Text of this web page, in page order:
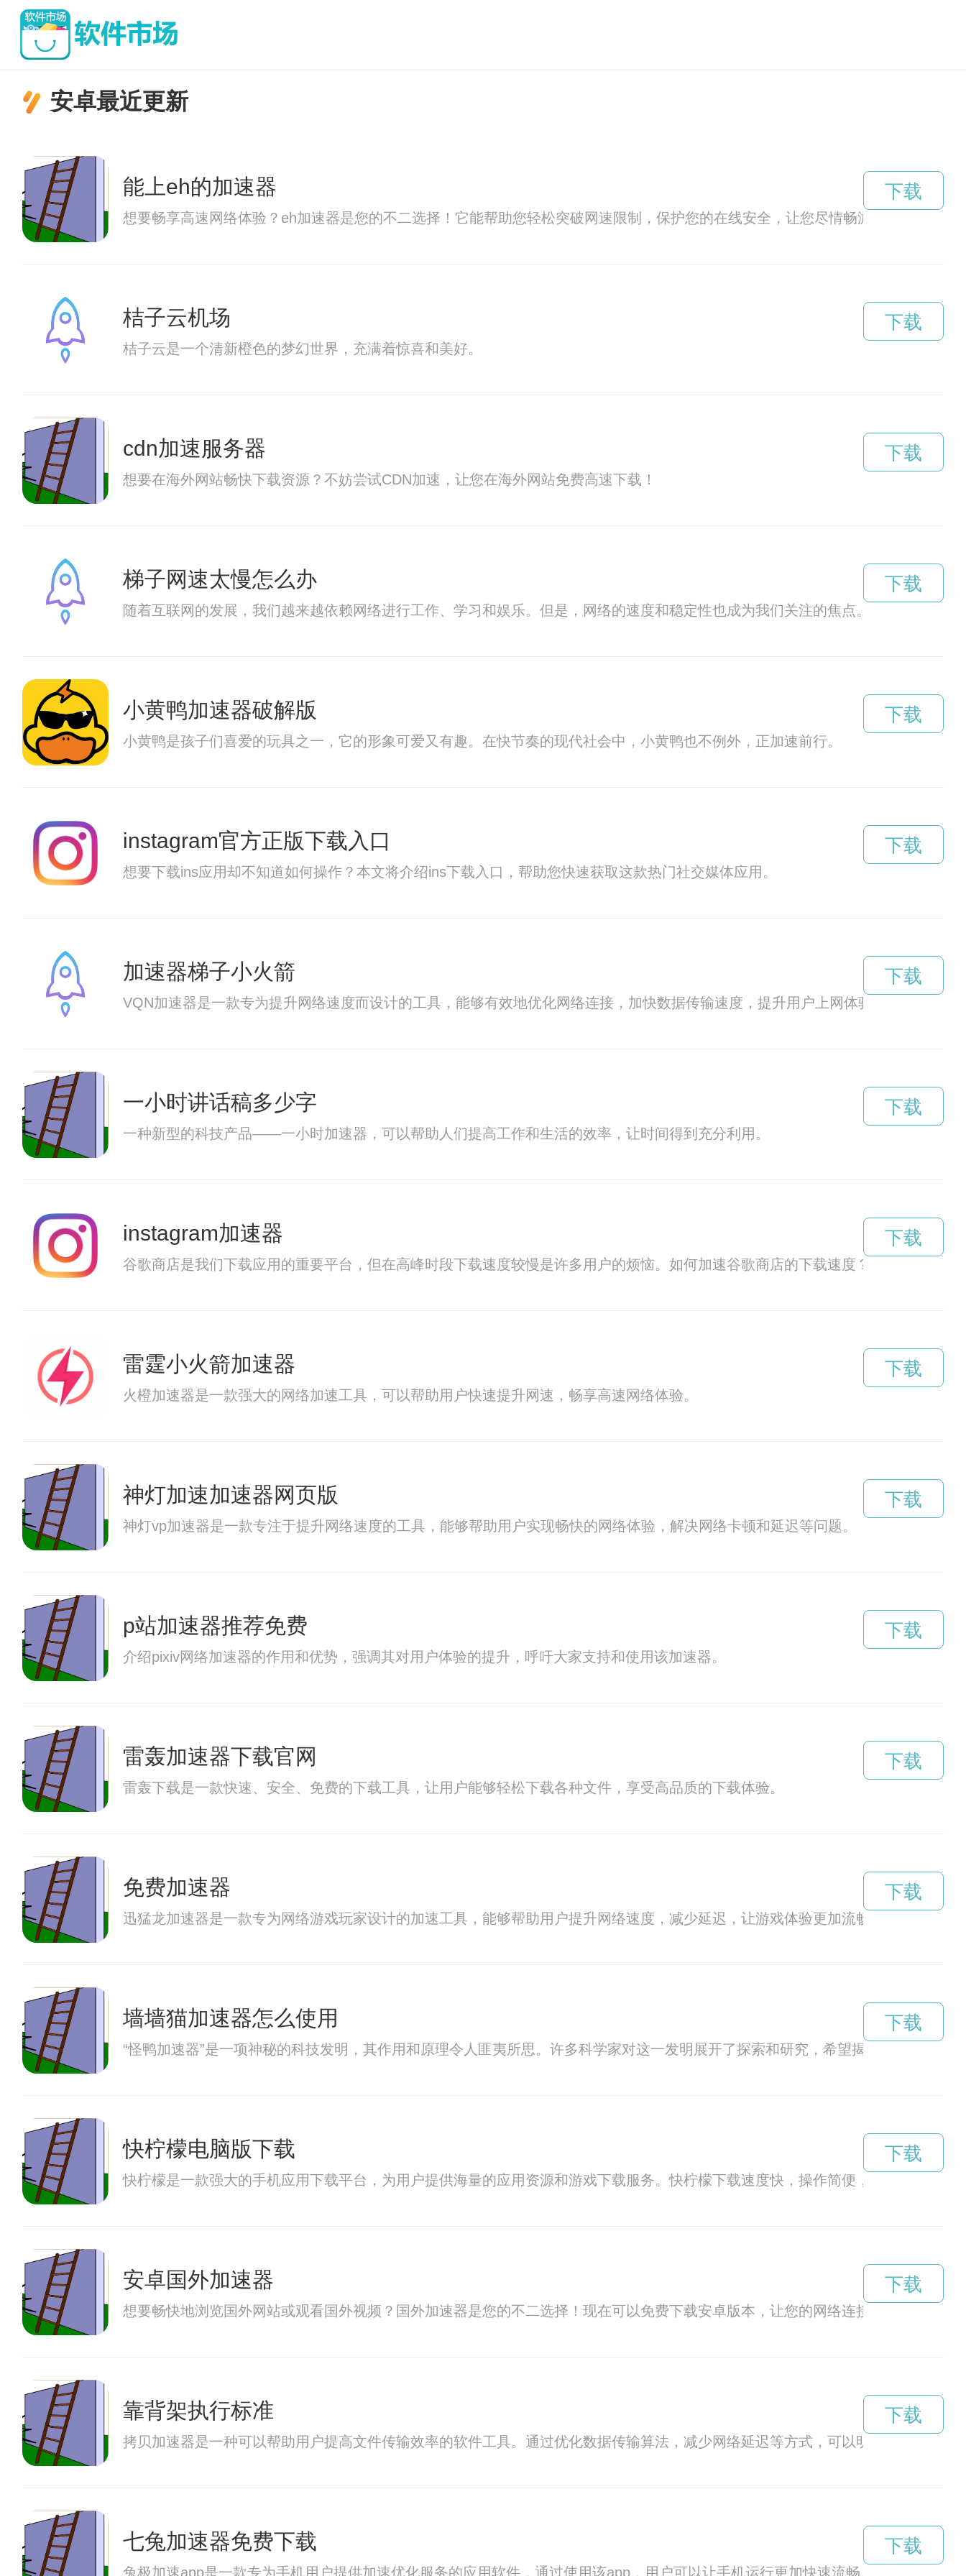
安卓最近更新
能上eh的加速器
想要畅享高速网络体验？eh加速器是您的不二选择！它能帮助您轻松突破网速限制，保护您的在线安全，让您尽情畅游网络世界。
下载
桔子云机场
桔子云是一个清新橙色的梦幻世界，充满着惊喜和美好。
下载
cdn加速服务器
想要在海外网站畅快下载资源？不妨尝试CDN加速，让您在海外网站免费高速下载！
下载
梯子网速太慢怎么办
随着互联网的发展，我们越来越依赖网络进行工作、学习和娱乐。但是，网络的速度和稳定性也成为我们关注的焦点。梯子是一种
下载
小黄鸭加速器破解版
小黄鸭是孩子们喜爱的玩具之一，它的形象可爱又有趣。在快节奏的现代社会中，小黄鸭也不例外，正加速前行。
下载
instagram官方正版下载入口
想要下载ins应用却不知道如何操作？本文将介绍ins下载入口，帮助您快速获取这款热门社交媒体应用。
下载
加速器梯子小火箭
VQN加速器是一款专为提升网络速度而设计的工具，能够有效地优化网络连接，加快数据传输速度，提升用户上网体验。
下载
一小时讲话稿多少字
一种新型的科技产品——一小时加速器，可以帮助人们提高工作和生活的效率，让时间得到充分利用。
下载
instagram加速器
谷歌商店是我们下载应用的重要平台，但在高峰时段下载速度较慢是许多用户的烦恼。如何加速谷歌商店的下载速度？加速器或许是
下载
雷霆小火箭加速器
火橙加速器是一款强大的网络加速工具，可以帮助用户快速提升网速，畅享高速网络体验。
下载
神灯加速加速器网页版
神灯vp加速器是一款专注于提升网络速度的工具，能够帮助用户实现畅快的网络体验，解决网络卡顿和延迟等问题。
下载
p站加速器推荐免费
介绍pixiv网络加速器的作用和优势，强调其对用户体验的提升，呼吁大家支持和使用该加速器。
下载
雷轰加速器下载官网
雷轰下载是一款快速、安全、免费的下载工具，让用户能够轻松下载各种文件，享受高品质的下载体验。
下载
免费加速器
迅猛龙加速器是一款专为网络游戏玩家设计的加速工具，能够帮助用户提升网络速度，减少延迟，让游戏体验更加流畅。
下载
墙墙猫加速器怎么使用
“怪鸭加速器”是一项神秘的科技发明，其作用和原理令人匪夷所思。许多科学家对这一发明展开了探索和研究，希望揭开其神秘面纱
下载
快柠檬电脑版下载
快柠檬是一款强大的手机应用下载平台，为用户提供海量的应用资源和游戏下载服务。快柠檬下载速度快，操作简便，为用户带来便
下载
安卓国外加速器
想要畅快地浏览国外网站或观看国外视频？国外加速器是您的不二选择！现在可以免费下载安卓版本，让您的网络连接更加畅通无阻
下载
靠背架执行标准
拷贝加速器是一种可以帮助用户提高文件传输效率的软件工具。通过优化数据传输算法，减少网络延迟等方式，可以明显加快文件的
下载
七兔加速器免费下载
兔极加速app是一款专为手机用户提供加速优化服务的应用软件，通过使用该app，用户可以让手机运行更加快速流畅，提升手机性
下载